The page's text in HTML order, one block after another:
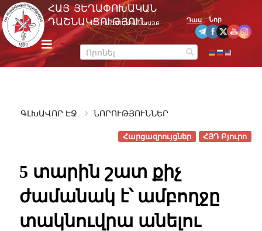
Skip
to
content
m
e
n
u
ՀԱՅ ՅԵՂԱՓՈԽԱԿԱՆ
ԴԱՇՆԱԿՑՈՒԹՅՈՒՆ
ՊԱՇՏՈՆԱԿԱՆ ԿԱՅՔ
Դաս Նոր
ԳԼԽԱՎՈՐ ԷՋ ՆՈՐՈՒԹՅՈՒՆՆԵՐ
ՀՅԴ Բյուրո
Հարցազրույցներ
5 տարին շատ քիչ
ժամանակ է՝ ամբողջը
տակնուվրա անելու